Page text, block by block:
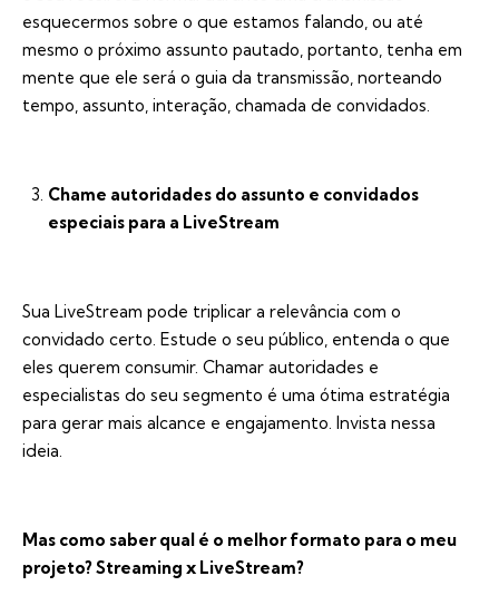
esquecermos sobre o que estamos falando, ou até
mesmo o próximo assunto pautado, portanto, tenha em
mente que ele será o guia da transmissão, norteando
tempo, assunto, interação, chamada de convidados.
Chame autoridades do assunto e convidados
especiais para a LiveStream
Sua LiveStream pode triplicar a relevância com o
convidado certo. Estude o seu público, entenda o que
eles querem consumir. Chamar autoridades e
especialistas do seu segmento é uma ótima estratégia
para gerar mais alcance e engajamento. Invista nessa
ideia.
Mas como saber qual é o melhor formato para o meu
projeto? Streaming x LiveStream?